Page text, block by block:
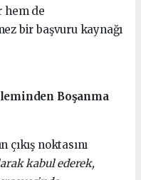
hem de
bir başvuru kaynağı
Boşanma
çıkış noktasını
kabul ederek,